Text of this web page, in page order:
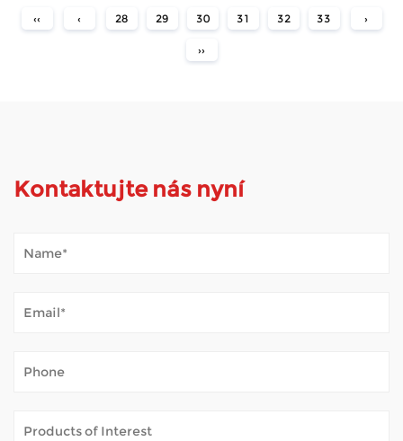
‹‹ ‹ 28 29 30 31 32 33 ›
››
Kontaktujte nás nyní
Jak Mobility Scooter zvládá venkovní počasí?